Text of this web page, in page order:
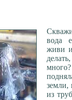
вода
живи
земли,
из